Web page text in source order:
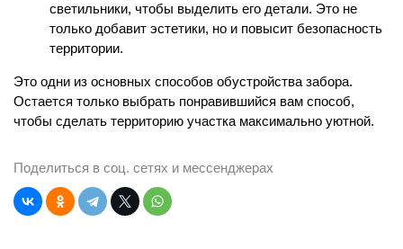
светильники, чтобы выделить его детали. Это не
только добавит эстетики, но и повысит безопасность
территории.
Это одни из основных способов обустройства забора.
Остается только выбрать понравившийся вам способ,
чтобы сделать территорию участка максимально уютной.
Поделиться в соц. сетях и мессенджерах